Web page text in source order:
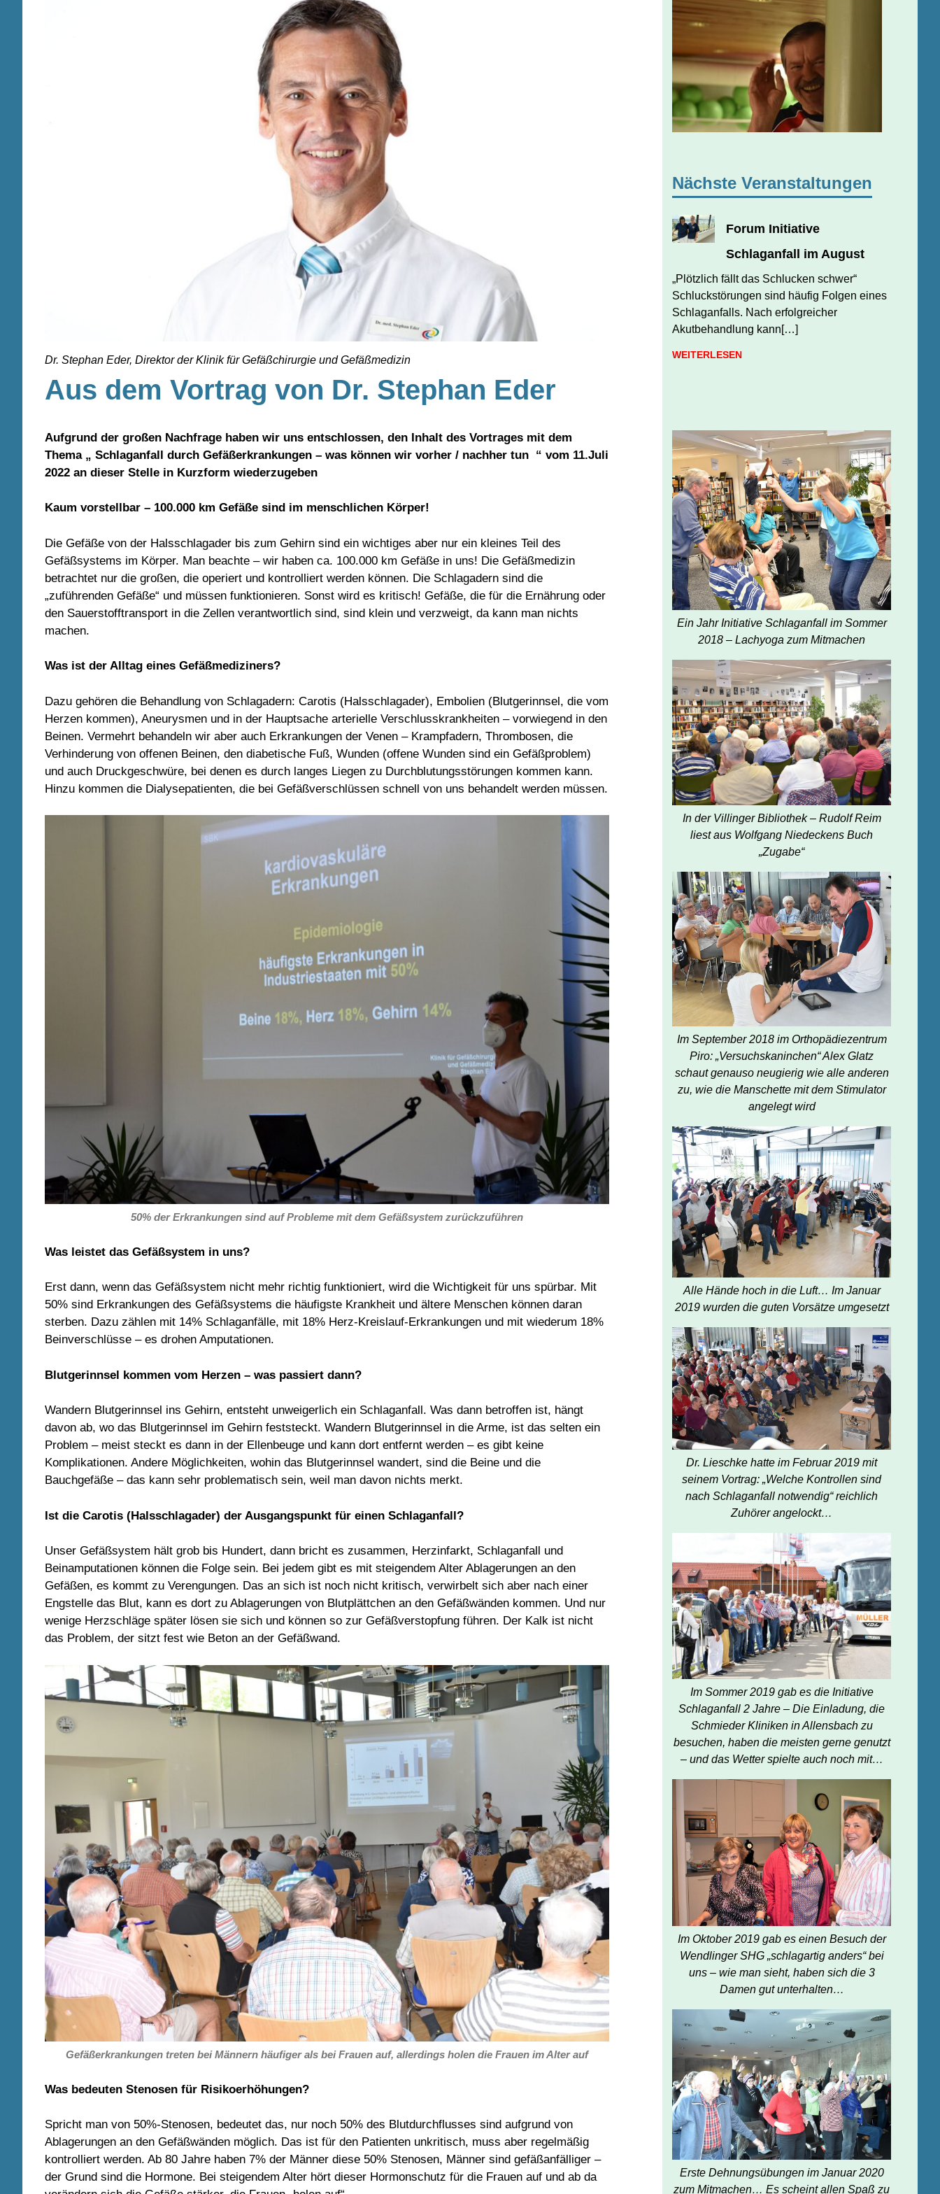
Dr. Stephan Eder, Direktor der Klinik für Gefäßchirurgie und Gefäßmedizin
Aus dem Vortrag von Dr. Stephan Eder
Aufgrund der großen Nachfrage haben wir uns entschlossen, den Inhalt des Vortrages mit dem
Thema „ Schlaganfall durch Gefäßerkrankungen – was können wir vorher / nachher tun “ vom 11.Juli
2022 an dieser Stelle in Kurzform wiederzugeben
Kaum vorstellbar – 100.000 km Gefäße sind im menschlichen Körper!
Die Gefäße von der Halsschlagader bis zum Gehirn sind ein wichtiges aber nur ein kleines Teil des
Gefäßsystems im Körper. Man beachte – wir haben ca. 100.000 km Gefäße in uns! Die Gefäßmedizin
betrachtet nur die großen, die operiert und kontrolliert werden können. Die Schlagadern sind die
„zuführenden Gefäße“ und müssen funktionieren. Sonst wird es kritisch! Gefäße, die für die Ernährung oder
den Sauerstofftransport in die Zellen verantwortlich sind, sind klein und verzweigt, da kann man nichts
machen.
Was ist der Alltag eines Gefäßmediziners?
Dazu gehören die Behandlung von Schlagadern: Carotis (Halsschlagader), Embolien (Blutgerinnsel, die vom
Herzen kommen), Aneurysmen und in der Hauptsache arterielle Verschlusskrankheiten – vorwiegend in den
Beinen. Vermehrt behandeln wir aber auch Erkrankungen der Venen – Krampfadern, Thrombosen, die
Verhinderung von offenen Beinen, den diabetische Fuß, Wunden (offene Wunden sind ein Gefäßproblem)
und auch Druckgeschwüre, bei denen es durch langes Liegen zu Durchblutungsstörungen kommen kann.
Hinzu kommen die Dialysepatienten, die bei Gefäßverschlüssen schnell von uns behandelt werden müssen.
50% der Erkrankungen sind auf Probleme mit dem Gefäßsystem zurückzuführen
Was leistet das Gefäßsystem in uns?
Erst dann, wenn das Gefäßsystem nicht mehr richtig funktioniert, wird die Wichtigkeit für uns spürbar. Mit
50% sind Erkrankungen des Gefäßsystems die häufigste Krankheit und ältere Menschen können daran
sterben. Dazu zählen mit 14% Schlaganfälle, mit 18% Herz-Kreislauf-Erkrankungen und mit wiederum 18%
Beinverschlüsse – es drohen Amputationen.
Blutgerinnsel kommen vom Herzen – was passiert dann?
Wandern Blutgerinnsel ins Gehirn, entsteht unweigerlich ein Schlaganfall. Was dann betroffen ist, hängt
davon ab, wo das Blutgerinnsel im Gehirn feststeckt. Wandern Blutgerinnsel in die Arme, ist das selten ein
Problem – meist steckt es dann in der Ellenbeuge und kann dort entfernt werden – es gibt keine
Komplikationen. Andere Möglichkeiten, wohin das Blutgerinnsel wandert, sind die Beine und die
Bauchgefäße – das kann sehr problematisch sein, weil man davon nichts merkt.
Ist die Carotis (Halsschlagader) der Ausgangspunkt für einen Schlaganfall?
Unser Gefäßsystem hält grob bis Hundert, dann bricht es zusammen, Herzinfarkt, Schlaganfall und
Beinamputationen können die Folge sein. Bei jedem gibt es mit steigendem Alter Ablagerungen an den
Gefäßen, es kommt zu Verengungen. Das an sich ist noch nicht kritisch, verwirbelt sich aber nach einer
Engstelle das Blut, kann es dort zu Ablagerungen von Blutplättchen an den Gefäßwänden kommen. Und nur
wenige Herzschläge später lösen sie sich und können so zur Gefäßverstopfung führen. Der Kalk ist nicht
das Problem, der sitzt fest wie Beton an der Gefäßwand.
Gefäßerkrankungen treten bei Männern häufiger als bei Frauen auf, allerdings holen die Frauen im Alter auf
Was bedeuten Stenosen für Risikoerhöhungen?
Spricht man von 50%-Stenosen, bedeutet das, nur noch 50% des Blutdurchflusses sind aufgrund von
Ablagerungen an den Gefäßwänden möglich. Das ist für den Patienten unkritisch, muss aber regelmäßig
kontrolliert werden. Ab 80 Jahre haben 7% der Männer diese 50% Stenosen, Männer sind gefäßanfälliger –
der Grund sind die Hormone. Bei steigendem Alter hört dieser Hormonschutz für die Frauen auf und ab da
Nächste Veranstaltungen
Forum Initiative
Schlaganfall im August
JULI 31, 2026
JUERGEN FINDEISEN
„Plötzlich fällt das Schlucken schwer“
Schluckstörungen sind häufig Folgen eines
Schlaganfalls. Nach erfolgreicher
Akutbehandlung kann[…]
WEITERLESEN
Ein Jahr Initiative Schlaganfall im Sommer
2018 – Lachyoga zum Mitmachen
In der Villinger Bibliothek – Rudolf Reim
liest aus Wolfgang Niedeckens Buch
„Zugabe“
Im September 2018 im Orthopädiezentrum
Piro: „Versuchskaninchen“ Alex Glatz
schaut genauso neugierig wie alle anderen
zu, wie die Manschette mit dem Stimulator
angelegt wird
Alle Hände hoch in die Luft… Im Januar
2019 wurden die guten Vorsätze umgesetzt
Dr. Lieschke hatte im Februar 2019 mit
seinem Vortrag: „Welche Kontrollen sind
nach Schlaganfall notwendig“ reichlich
Zuhörer angelockt…
Im Sommer 2019 gab es die Initiative
Schlaganfall 2 Jahre – Die Einladung, die
Schmieder Kliniken in Allensbach zu
besuchen, haben die meisten gerne genutzt
– und das Wetter spielte auch noch mit…
Im Oktober 2019 gab es einen Besuch der
Wendlinger SHG „schlagartig anders“ bei
uns – wie man sieht, haben sich die 3
Damen gut unterhalten…
Erste Dehnungsübungen im Januar 2020
zum Mitmachen… Es scheint allen Spaß zu